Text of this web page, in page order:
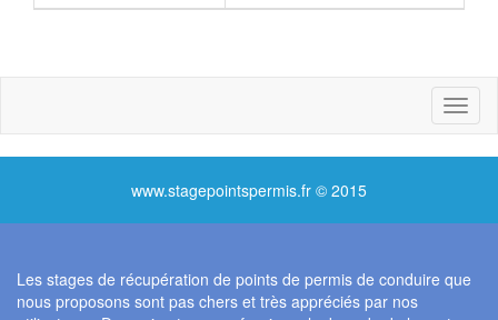
www.stagepointspermis.fr © 2015
Les stages de récupération de points de permis de conduire que
nous proposons sont pas chers et très appréciés par nos